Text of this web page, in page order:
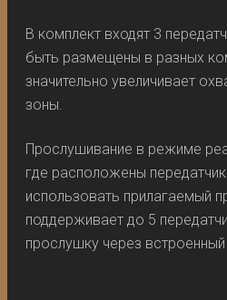
В комплект входят 3
быть размещены в разных
значительно увеличивает
зоны.
Прослушивание в режиме
где расположены
использовать прилагаемый
поддерживает до 5
прослушку через встроенный